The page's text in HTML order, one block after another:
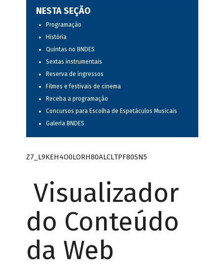
NESTA SEÇÃO
Programação
História
Quintas no BNDES
Sextas instrumentais
Reserva de ingressos
Filmes e festivais de cinema
Receba a programação
Concursos para Escolha de Espetáculos Musicais
Galeria BNDES
Z7_L9KEH4O0LORH80ALCLTPF80SN5
Visualizador
do Conteúdo
da Web